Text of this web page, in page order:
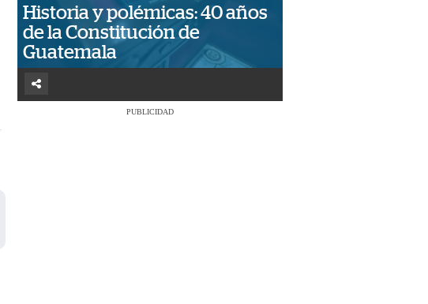
Historia y polémicas: 40 años
de la Constitución de
Guatemala
PUBLICIDAD